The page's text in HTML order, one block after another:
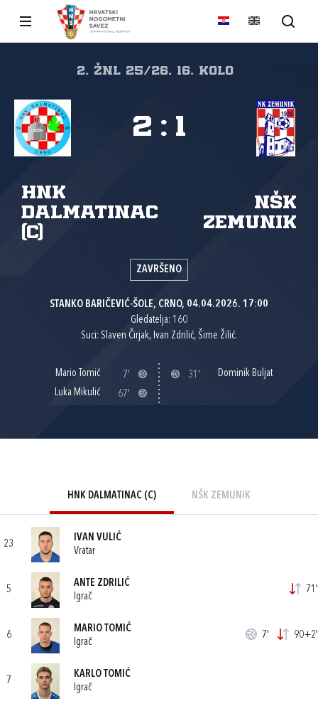
2. ŽNL 25/26, 16. kolo
HNK
Dalmatinac
(C)
NŠK
Zemunik
2 : 1
ZAVRŠENO
STANKO BARIČEVIĆ-ŠOLE, CRNO, 04.04.2026. 17:00
Gledatelja: 160
Suci: Slaven Čirjak, Ivan Zdrilić, Šime Žilić.
Mario Tomić
7'
Luka Mikulić
67'
31' Dominik Buljat
HNK DALMATINAC (C) NŠK ZEMUNIK
23
IVAN VULIĆ
Vratar
5
ANTE ZDRILIĆ
Igrač
71'
6
MARIO TOMIĆ
Igrač
7' 90+2'
7
KARLO TOMIĆ
Igrač